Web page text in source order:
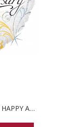
FOLIJA BALON 18" HAPPY ANNIVERSARY